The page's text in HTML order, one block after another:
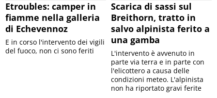
Etroubles: camper in
fiamme nella galleria
di Echevennoz
E in corso l'intervento dei vigili
del fuoco, non ci sono feriti
Scarica di sassi sul
Breithorn, tratto in
salvo alpinista ferito a
una gamba
L'intervento è avvenuto in
parte via terra e in parte con
l'elicottero a causa delle
condizioni meteo. L'alpinista
non ha riportato gravi ferite